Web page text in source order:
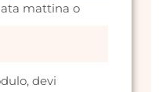
mattina o
devi